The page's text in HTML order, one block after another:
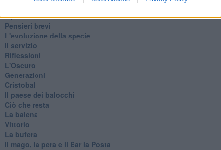
Il padre della storia
Pensieri brevi
L'evoluzione della specie
Il servizio
Riflessioni
L'Oscuro
Generazioni
Cristobal
Il paese dei balocchi
Ciò che resta
La balena
Vittorio
La bufera
Il mago, la pera e il Bar la Posta